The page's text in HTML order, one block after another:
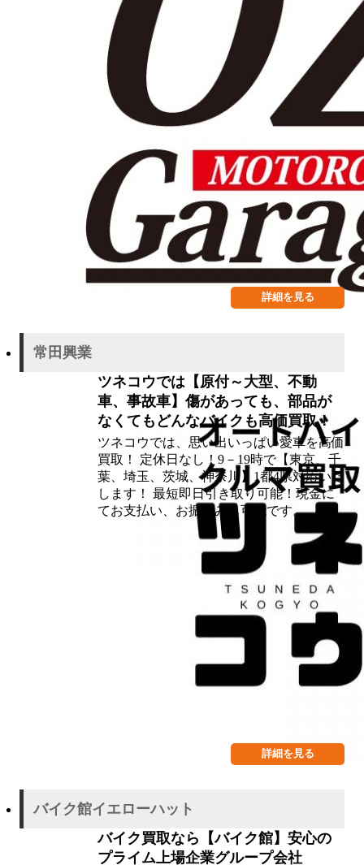
詳細を見る
常田興業
ツネコウでは【原付～大型、不動
車、事故車】傷があっても、部品が
なくてもどんなバイクも高価買取！
ツネコウでは、思い出いっぱい愛車を高価
買取！ 定休日なし！9－19時で【東京、千
葉、埼玉、茨城、神奈川】1都4県対応いた
します！ 最短即日引き取り可能！現金に
てお支払い、お振込みも可能です。
詳細を見る
バイク館イエローハット
バイク買取なら【バイク館】安心の
プライム上場企業グループ会社